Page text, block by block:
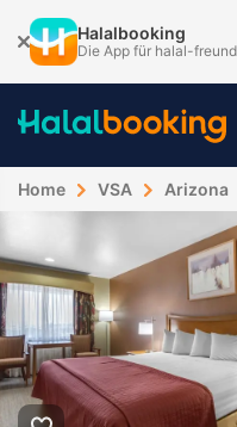
Halalbooking
Die App für halal-
Home VSA Arizona